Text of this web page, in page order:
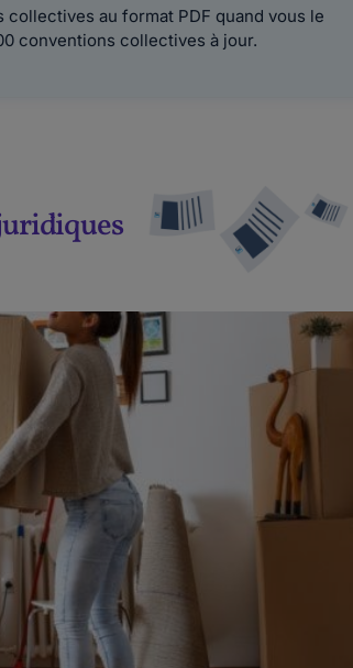
au format PDF quand vous le
conventions collectives à jour.